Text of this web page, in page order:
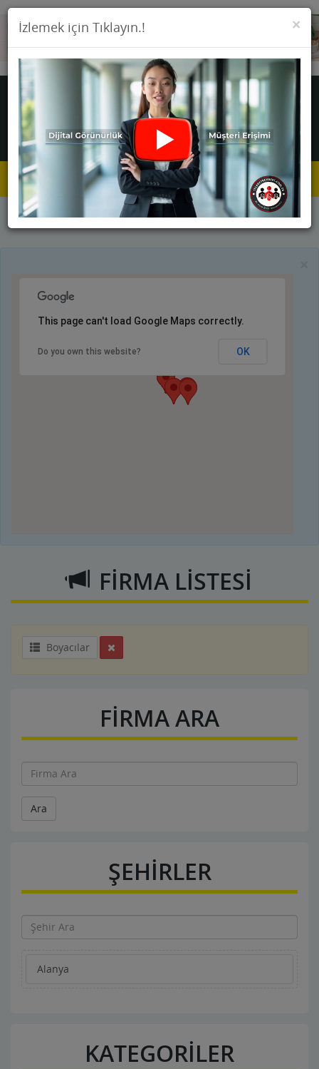
Toggle
×
İzlemek için Tıklayın.!
Anasayfa Firmalar Boyacılar
This page can't load Google Maps correctly.
Do you own this website? OK
FİRMA LİSTESİ
Boyacılar
FİRMA ARA
Ara
ŞEHİRLER
Alanya
KATEGORİLER